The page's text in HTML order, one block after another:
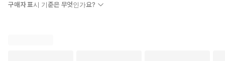
구매자 표시 기준은 무엇인가요?